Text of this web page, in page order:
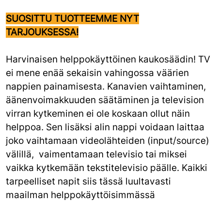
SUOSITTU TUOTTEEMME NYT
TARJOUKSESSA!
Harvinaisen helppokäyttöinen kaukosäädin! TV
ei mene enää sekaisin vahingossa väärien
nappien painamisesta. Kanavien vaihtaminen,
äänenvoimakkuuden säätäminen ja television
virran kytkeminen ei ole koskaan ollut näin
helppoa. Sen lisäksi alin nappi voidaan laittaa
joko vaihtamaan videolähteiden (input/source)
välillä, vaimentamaan televisio tai miksei
vaikka kytkemään tekstitelevisio päälle. Kaikki
tarpeelliset napit siis tässä luultavasti
maailman helppokäyttöisimmässä